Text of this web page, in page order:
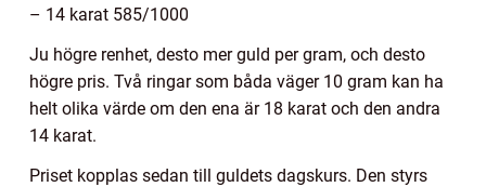
– 14 karat 585/1000
Ju högre renhet, desto mer guld per gram, och desto
högre pris. Två ringar som båda väger 10 gram kan ha
helt olika värde om den ena är 18 karat och den andra
14 karat.
Priset kopplas sedan till guldets dagskurs. Den styrs